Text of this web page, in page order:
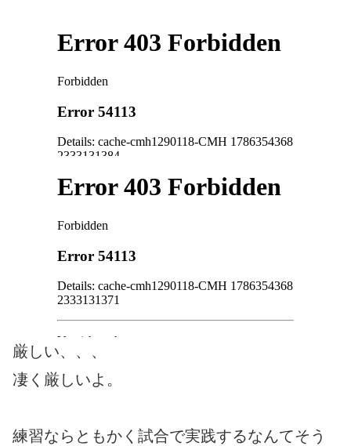
厳しい、、、
凄く厳しいよ。
練習ならともかく試合で実践するなんてそう